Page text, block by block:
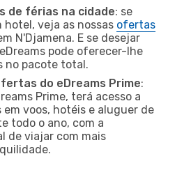
de férias na cidade: se
veja as nossas ofertas
N'Djamena. E se desejar
pode oferecer-lhe
no pacote total.
do eDreams Prime:
Prime, terá acesso a
voos, hotéis e aluguer de
todo o ano, com a
de viajar com mais